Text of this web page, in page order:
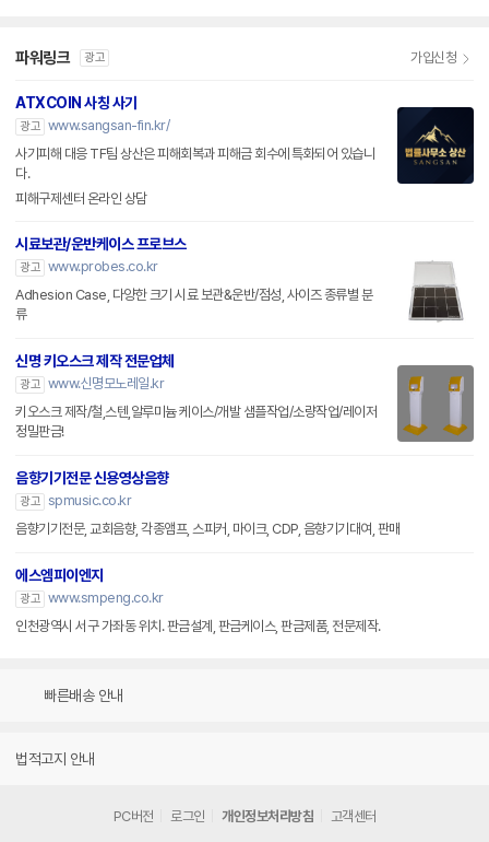
파워링크 광고 가입신청
ATXCOIN 사칭 사기
광고 www.sangsan-fin.kr/
사기피해 대응 TF팀 상산은 피해회복과 피해금 회수에 특화되어 있습니
다.
피해구제센터 온라인 상담
시료보관/운반케이스 프로브스
광고 www.probes.co.kr
Adhesion Case, 다양한 크기 시료 보관&운반/점성, 사이즈 종류별 분
류
신명 키오스크 제작 전문업체
광고 www.신명모노레일.kr
키오스크 제작/철,스텐,알루미늄 케이스/개발 샘플작업/소량작업/레이저
정밀판금!
음향기기전문 신용영상음향
광고 spmusic.co.kr
음향기기전문, 교회음향, 각종앰프, 스피커, 마이크, CDP, 음향기기대여, 판매
에스엠피이엔지
광고 www.smpeng.co.kr
인천광역시 서구 가좌동 위치. 판금설계, 판금케이스, 판금제품, 전문제작.
빠른배송 안내
법적고지 안내
PC버전 로그인 개인정보처리방침 고객센터